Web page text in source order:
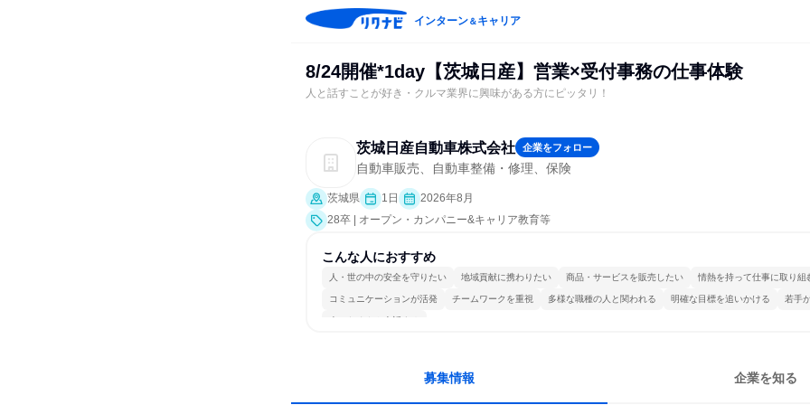
インターン＆キャリア
8/24開催*1day【茨城日産】営業×受付事務の仕事体験
人と話すことが好き・クルマ業界に興味がある方にピッタリ！
茨城日産自動車株式会社 企業をフォロー
自動車販売、自動車整備・修理、保険
茨城県 1日
2026年8月
28卒 | オープン・カンパニー&キャリア教育等
こんな人におすすめ
人・世の中の安全を守りたい 地域貢献に携わりたい 商品・サービスを販売したい 情熱を持って仕事に取り組
コミュニケーションが活発 チームワークを重視 多様な職種の人と関われる 明確な目標を追いかける 若手
人とたくさん会話する
募集情報 企業を知る